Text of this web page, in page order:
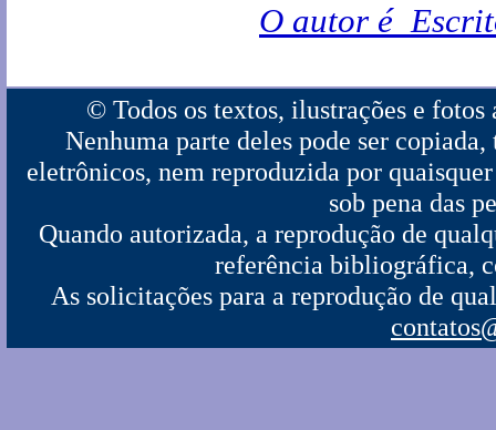
O autor é
© Todos os textos, ilustrações e fotos
Nenhuma parte deles pode ser
eletrônicos, nem reproduzida por
sob pena das
Quando autorizada, a reprodução de
referência bibliográfica,
As solicitações para a reprodução de